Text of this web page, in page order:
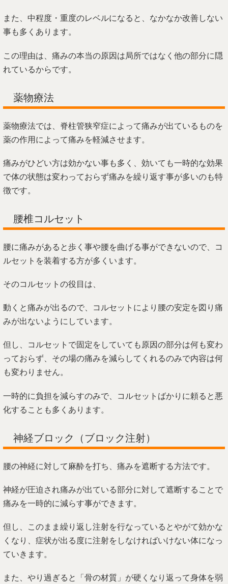
また、中程度・重度のレベルになると、なかなか改善しない
事も多くあります。
この理由は、痛みの本当の原因は局所ではなく他の部分に隠
れているからです。
薬物療法
薬物療法では、脊柱管狭窄症によって痛みが出ているものを
薬の作用によって痛みを軽減させます。
痛みがひどい方は効かない事も多く、効いても一時的な効果
で体の状態は変わっておらず痛みを繰り返す事が多いのも特
徴です。
腰椎コルセット
腰に痛みがあると歩く事や腰を曲げる事ができないので、コ
ルセットを装着する方が多くいます。
そのコルセットの役目は、
動くと痛みが出るので、コルセットにより腰の安定を図り痛
みが出ないようにしています。
但し、コルセットで固定をしていても原因の部分は何も変わ
っておらず、その場の痛みを減らしてくれるのみで内容は何
も変わりません。
一時的に負担を減らすのみで、コルセットばかりに頼ると悪
化することも多くあります。
神経ブロック（ブロック注射）
腰の神経に対して麻酔を打ち、痛みを遮断する方法です。
神経が圧迫され痛みが出ている部分に対して遮断することで
痛みを一時的に減らす事ができます。
但し、このまま繰り返し注射を行なっているとやがて効かな
くなり、症状が出る度に注射をしなければいけない体になっ
ていきます。
また、やり過ぎると「骨の材質」が硬くなり返って身体を弱